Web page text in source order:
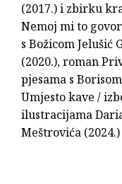
(2017.) i zbirku
Nemoj mi to
s Božicom Jelušić
(2020.), roman
pjesama s
Umjesto kave /
ilustracijama
Meštrovića (2024.)